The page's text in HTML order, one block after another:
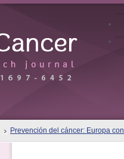
Prevención del cáncer: Europa